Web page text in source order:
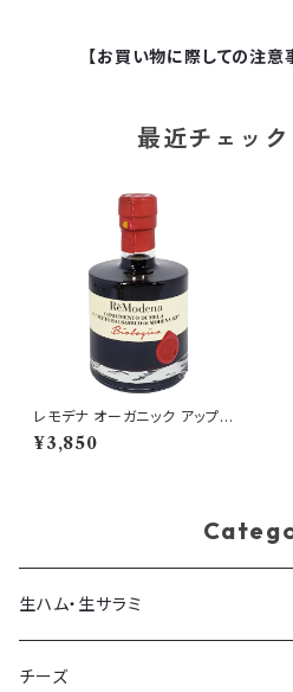
【お買い物に際しての注意
最近チェッ
レモデナ オーガニック アップル
バルサミコ 250ml ReModena
有機バルサミコ酢
¥3,850
生ハム・生サラミ
生ハム
チーズ